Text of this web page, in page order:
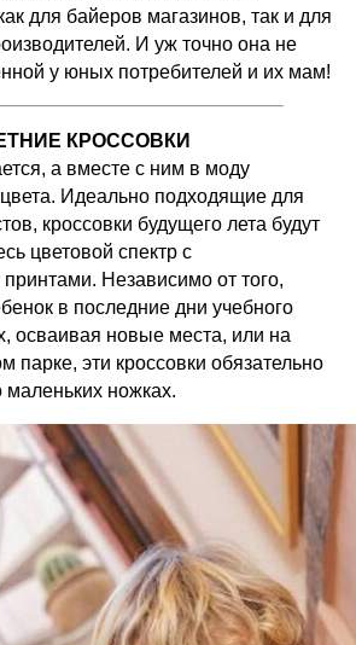
для байеров магазинов, так и для
И уж точно она не
у юных потребителей и их мам!
КРОССОВКИ
а вместе с ним в моду
Идеально подходящие для
кроссовки будущего лета будут
цветовой спектр с
Независимо от того,
в последние дни учебного
осваивая новые места, или на
парке, эти кроссовки обязательно
маленьких ножках.